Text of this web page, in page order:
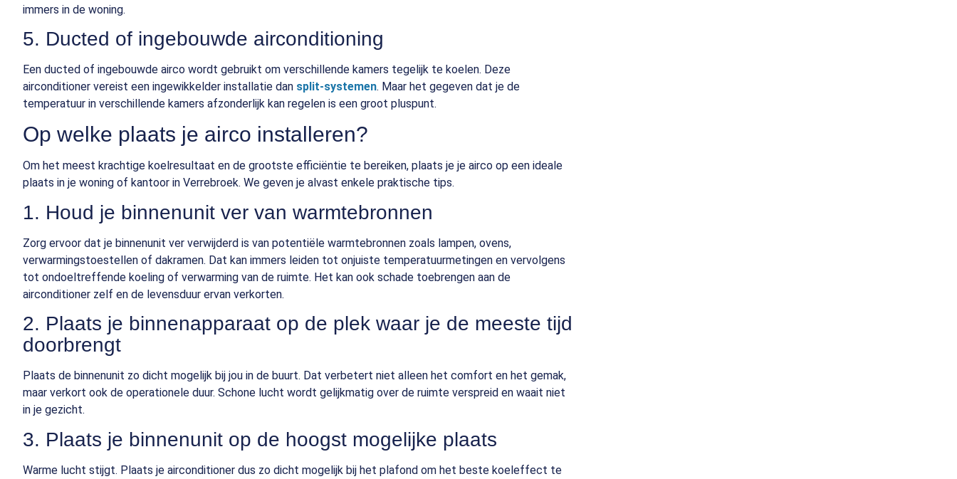
immers in de woning.
5. Ducted of ingebouwde airconditioning
Een ducted of ingebouwde airco wordt gebruikt om verschillende kamers tegelijk te koelen. Deze
airconditioner vereist een ingewikkelder installatie dan split-systemen. Maar het gegeven dat je de
temperatuur in verschillende kamers afzonderlijk kan regelen is een groot pluspunt.
Op welke plaats je airco installeren?
Om het meest krachtige koelresultaat en de grootste efficiëntie te bereiken, plaats je je airco op een ideale
plaats in je woning of kantoor in Verrebroek. We geven je alvast enkele praktische tips.
1. Houd je binnenunit ver van warmtebronnen
Zorg ervoor dat je binnenunit ver verwijderd is van potentiële warmtebronnen zoals lampen, ovens,
verwarmingstoestellen of dakramen. Dat kan immers leiden tot onjuiste temperatuurmetingen en vervolgens
tot ondoeltreffende koeling of verwarming van de ruimte. Het kan ook schade toebrengen aan de
airconditioner zelf en de levensduur ervan verkorten.
2. Plaats je binnenapparaat op de plek waar je de meeste tijd
doorbrengt
Plaats de binnenunit zo dicht mogelijk bij jou in de buurt. Dat verbetert niet alleen het comfort en het gemak,
maar verkort ook de operationele duur. Schone lucht wordt gelijkmatig over de ruimte verspreid en waait niet
in je gezicht.
3. Plaats je binnenunit op de hoogst mogelijke plaats
Warme lucht stijgt. Plaats je airconditioner dus zo dicht mogelijk bij het plafond om het beste koeleffect te